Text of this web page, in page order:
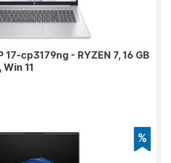
cp3179ng - RYZEN 7, 16 GB
Win 11